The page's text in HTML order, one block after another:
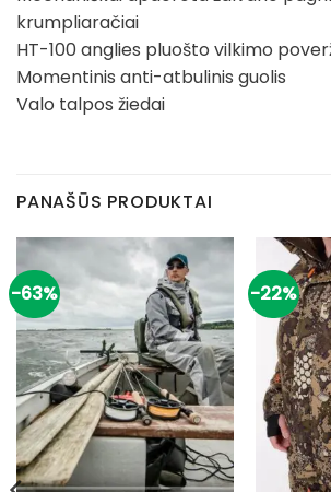
krumpliaračiai
HT-100 anglies pluošto vilkimo
Momentinis anti-atbulinis guolis
Valo talpos žiedai
PANAŠŪS PRODUKTAI
-63% -22%